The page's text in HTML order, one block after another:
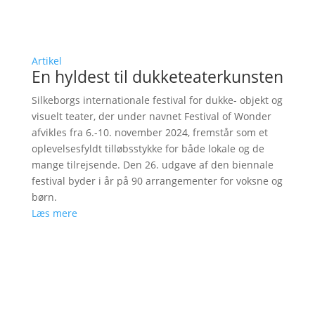
Artikel
En hyldest til dukketeaterkunsten
Silkeborgs internationale festival for dukke- objekt og
visuelt teater, der under navnet Festival of Wonder
afvikles fra 6.-10. november 2024, fremstår som et
oplevelsesfyldt tilløbsstykke for både lokale og de
mange tilrejsende. Den 26. udgave af den biennale
festival byder i år på 90 arrangementer for voksne og
børn.
Læs mere